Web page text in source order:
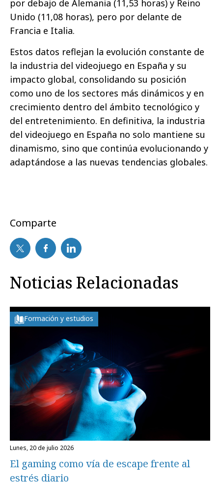
por debajo de Alemania (11,53 horas) y Reino
Unido (11,08 horas), pero por delante de
Francia e Italia.
Estos datos reflejan la evolución constante de
la industria del videojuego en España y su
impacto global, consolidando su posición
como uno de los sectores más dinámicos y en
crecimiento dentro del ámbito tecnológico y
del entretenimiento. En definitiva, la industria
del videojuego en España no solo mantiene su
dinamismo, sino que continúa evolucionando y
adaptándose a las nuevas tendencias globales.
Comparte
Noticias Relacionadas
Formación y estudios
lunes, 20 de julio 2026
El gaming como vía de escape frente al
estrés diario